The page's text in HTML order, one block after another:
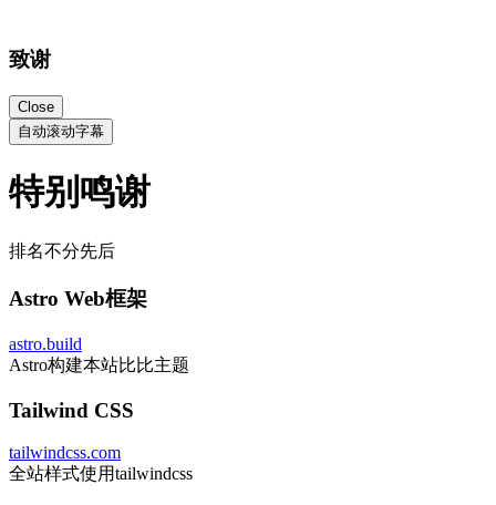
致谢
Close
自动滚动字幕
特别鸣谢
排名不分先后
Astro Web框架
astro.build
Astro构建本站比比主题
Tailwind CSS
tailwindcss.com
全站样式使用tailwindcss